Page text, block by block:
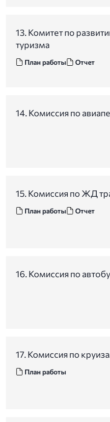
13. Комитет по
туризма
План работы Отчет
14. Комиссия по
15. Комиссия по ЖД
План работы Отчет
16. Комиссия по
17. Комиссия по
План работы